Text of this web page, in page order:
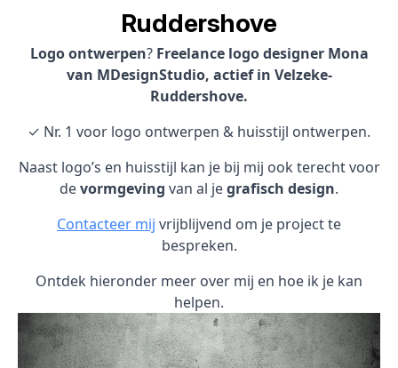
Ruddershove
Logo ontwerpen? Freelance logo designer Mona
van MDesignStudio, actief in Velzeke-
Ruddershove.
✓ Nr. 1 voor logo ontwerpen & huisstijl ontwerpen.
Naast logo’s en huisstijl kan je bij mij ook terecht voor
devormgeving van al jegrafisch design.
Contacteer mij vrijblijvend om je project te
bespreken.
Ontdek hieronder meer over mij en hoe ik je kan
helpen.